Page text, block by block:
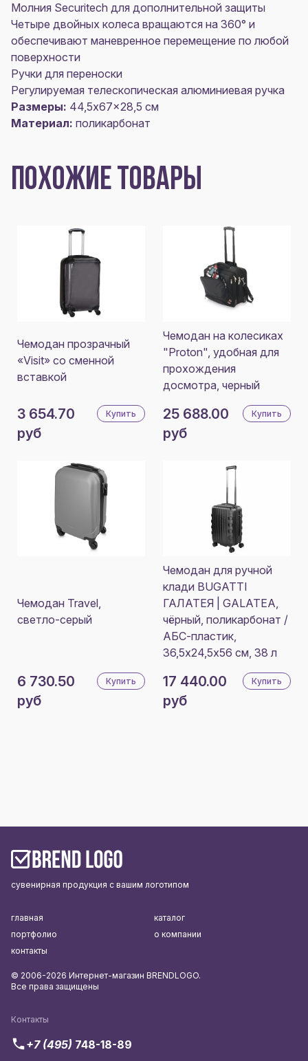
Молния Securitech для дополнительной защиты
Четыре двойных колеса вращаются на 360° и
обеспечивают маневренное перемещение по любой
поверхности
Ручки для переноски
Регулируемая телескопическая алюминиевая ручка
Размеры: 44,5x67x28,5 см
Материал: поликарбонат
ПОХОЖИЕ ТОВАРЫ
Чемодан прозрачный
«Visit» со сменной
вставкой
3 654.70
руб
Купить
Чемодан на колесиках
"Proton", удобная для
прохождения
досмотра, черный
25 688.00
руб
Купить
Чемодан Travel,
светло-серый
6 730.50
руб
Купить
Чемодан для ручной
клади BUGATTI
ГАЛАТЕЯ | GALATEA,
чёрный, поликарбонат /
АБС-пластик,
36,5х24,5х56 см, 38 л
17 440.00
руб
Купить
сувенирная продукция с вашим логотипом
Контакты
+7 (495) 748-18-89
главная
каталог
портфолио
о компании
контакты
© 2006-2026 Интернет-магазин BRENDLOGO.
Все права защищены